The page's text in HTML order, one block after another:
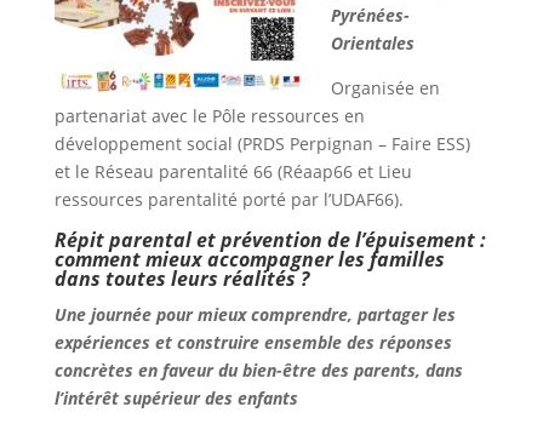
Pyrénées-
Orientales
Organisée en
partenariat avec le Pôle ressources en
développement social (PRDS Perpignan – Faire ESS)
et le Réseau parentalité 66 (Réaap66 et Lieu
ressources parentalité porté par l’UDAF66).
Répit parental et prévention de l’épuisement :
comment mieux accompagner les familles
dans toutes leurs réalités ?
Une journée pour mieux comprendre, partager les
expériences et construire ensemble des réponses
concrètes en faveur du bien-être des parents, dans
l’intérêt supérieur des enfants